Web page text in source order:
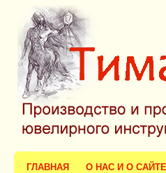
ГЛАВНАЯ О НАС И О САЙТЕ